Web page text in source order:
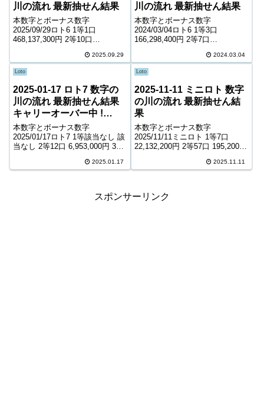
川の流れ 最新抽せん結果
本数字とボーナス数字
2025/09/29ロト6 1等1口
468,137,300円 2等10口
4等8,779口 10,600円 5等152,703
口 1,000円 キャリーオーバー ...
2025.09.29
川の流れ 最新抽せん結果
本数字とボーナス数字
2024/03/04ロト6 1等3口
166,298,400円 2等7口
円 4等15,220口 5,800円 5等
221,321口 1,000円 キャリーオー
バー ...
2024.03.04
Loto
2025-01-17 ロト7 数字の
川の流れ 最新抽せん結果
キャリーオーバー中 !
1,837,033,120円
本数字とボーナス数字
2025/01/17ロト7 1等該当なし 該
当なし 2等12口 6,953,000円 3等
8,700円 5等118,584口 1,400円 6
2025.01.17
Loto
2025-11-11 ミニロト 数字
の川の流れ 最新抽せん結
果
本数字とボーナス数字
2025/11/11ミニロト 1等7口
22,132,200円 2等57口 195,200円
口 1,000円 ＊抽せんの結果は最
2025.11.11
スポンサーリンク